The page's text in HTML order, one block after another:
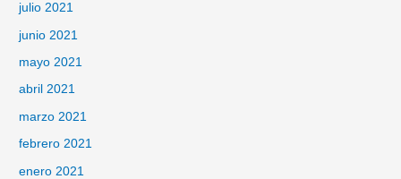
julio 2021
junio 2021
mayo 2021
abril 2021
marzo 2021
febrero 2021
enero 2021